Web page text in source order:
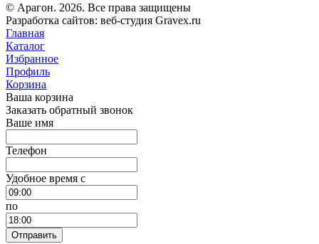
© Арагон. 2026. Все права защищены
Разработка сайтов: веб-студия Gravex.ru
Главная
Каталог
Избранное
Профиль
Корзина
Ваша корзина
Заказать обратный звонок
Ваше имя
Телефон
Удобное время c
по
Отправить